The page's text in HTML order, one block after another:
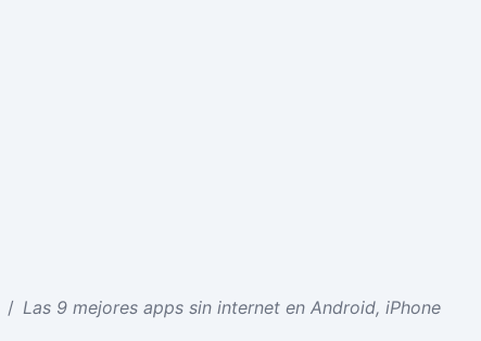
/ Las 9 mejores apps sin internet en Android, iPhone